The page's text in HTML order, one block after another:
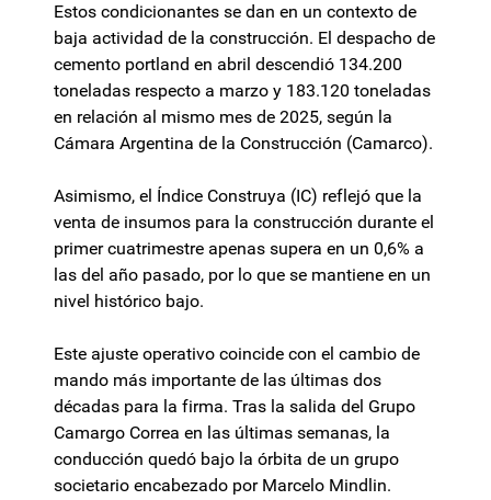
Estos condicionantes se dan en un contexto de
baja actividad de la construcción. El despacho de
cemento portland en abril descendió 134.200
toneladas respecto a marzo y 183.120 toneladas
en relación al mismo mes de 2025, según la
Cámara Argentina de la Construcción (Camarco).
Asimismo, el Índice Construya (IC) reflejó que la
venta de insumos para la construcción durante el
primer cuatrimestre apenas supera en un 0,6% a
las del año pasado, por lo que se mantiene en un
nivel histórico bajo.
Este ajuste operativo coincide con el cambio de
mando más importante de las últimas dos
décadas para la firma. Tras la salida del Grupo
Camargo Correa en las últimas semanas, la
conducción quedó bajo la órbita de un grupo
societario encabezado por Marcelo Mindlin.